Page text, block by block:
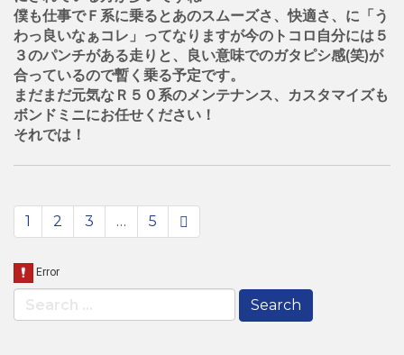
僕も仕事でＦ系に乗るとあのスムーズさ、快適さ、に「う
わっ良いなぁコレ」ってなりますが今のトコロ自分には５
３のパンチがある走りと、良い意味でのガタピシ感(笑)が
合っているので暫く乗る予定です。
まだまだ元気なＲ５０系のメンテナンス、カスタマイズも
ボンドミニにお任せください！
それでは！
paging-
navigation
1 2 3 … 5
Search
for: